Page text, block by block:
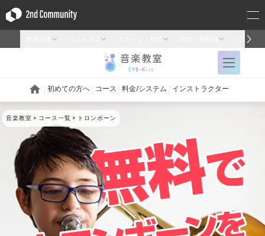
音楽教室 コース一覧 トロンボーン